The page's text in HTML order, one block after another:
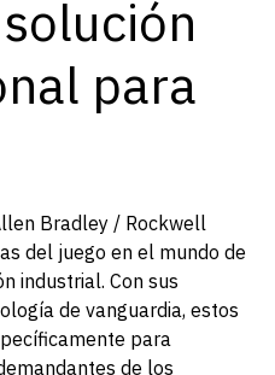
para
Bradley / Rockwell
del juego en el mundo de
industrial. Con sus
de vanguardia, estos
para
de los